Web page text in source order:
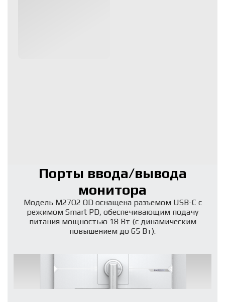
Порты ввода/вывода
монитора
Модель M27Q2 QD оснащена разъемом USB-C с
режимом Smart PD, обеспечивающим подачу
питания мощностью 18 Вт (с динамическим
повышением до 65 Вт).